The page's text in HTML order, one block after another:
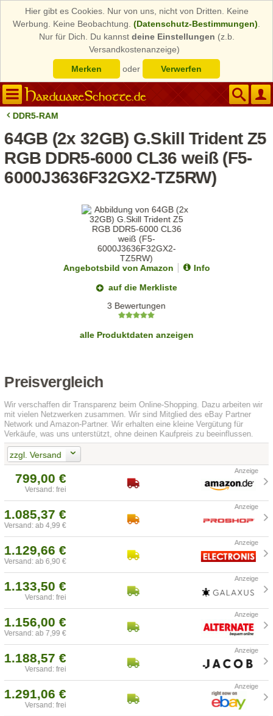
Hier gibt es Cookies. Nur von uns, nicht von Dritten. Keine
Werbung. Keine Beobachtung. (Datenschutz-Bestimmungen)
Nur für Dich. Du kannst deine Einstellungen (z.b.
Versandkostenanzeige)
Merken
oder Verwerfen
DDR5-RAM
64GB (2x 32GB) G.Skill Trident Z5
RGB DDR5-6000 CL36 weiß (F5-
6000J3636F32GX2-TZ5RW)
Angebotsbild von Amazon
Info
auf die Merkliste
3 Bewertungen
alle Produktdaten anzeigen
Preisvergleich
Wir verschaffen dir Transparenz beim Online-Shopping. Dazu arbeiten wir
mit vielen Netzwerken zusammen. Wir sind Mitglied des eBay Partner
Network und Amazon-Partner. Wir erhalten eine kleine Vergütung für
Verkäufe, was uns unterstützt, ohne deinen Kaufpreis zu beeinflussen.
zzgl. Versand
799,00 €
Versand: frei
1.085,37 €
Versand: ab 4,99 €
1.129,66 €
Versand: ab 6,90 €
1.133,50 €
Versand: frei
1.156,00 €
Versand: ab 7,99 €
1.188,57 €
Versand: frei
1.291,06 €
Versand: frei